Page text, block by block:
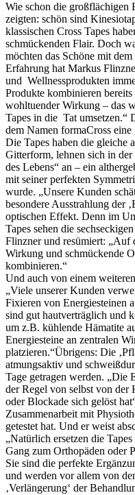
Wie schon die großflächigen
zeigten: schön sind
klassischen Cross Tapes
schmückenden Flair. Doch
möchten das Schöne mit
Erfahrung hat Markus
und Wellnessprodukten
Produkte kombinieren
wohltuender Wirkung – das
Tapes in die Tat umsetzen.“
dem Namen formaCross
Die Tapes haben die gleiche
Gitterform, lehnen sich in
des Lebens“ an – ein
mit seiner perfekten
wurde. „Unsere Kunden
besondere Ausstrahlung der
optischen Effekt. Denn im
Tapes sehen die
Flinzner und resümiert: „Auf
Wirkung und schmückende
kombinieren.“
Und auch von einem
„Viele unserer Kunden
Fixieren von Energiesteinen
sind gut hautverträglich und
um z.B. kühlende Hämatite
Energiesteine an zentralen
platzieren.“Übrigens: Die
atmungsaktiv und
Tage getragen werden. „Die
der Regel von selbst von der
oder Blockade sich gelöst
Zusammenarbeit mit
getestet hat. Und er weist
„Natürlich ersetzen die
Gang zum Orthopäden oder
Sie sind die perfekte
und werden vor allem von
‚Verlängerung‘ der